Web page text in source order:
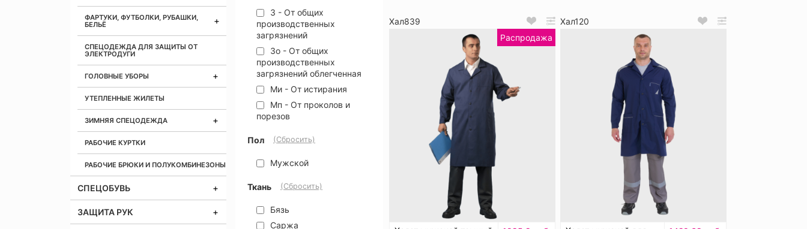
ФАРТУКИ, ФУТБОЛКИ, РУБАШКИ,
БЕЛЬЁ
СПЕЦОДЕЖДА ДЛЯ ЗАЩИТЫ ОТ
ЭЛЕКТРОДУГИ
ГОЛОВНЫЕ УБОРЫ
УТЕПЛЕННЫЕ ЖИЛЕТЫ
ЗИМНЯЯ СПЕЦОДЕЖДА
РАБОЧИЕ КУРТКИ
РАБОЧИЕ БРЮКИ И ПОЛУКОМБИНЕЗОНЫ
СПЕЦОБУВЬ
ЗАЩИТА РУК
З - От общих
производственных
загрязнений
Зо - От общих
производственных
загрязнений облегченная
Ми - От истирания
Мп - От проколов и
порезов
Пол (Сбросить)
Мужской
Ткань (Сбросить)
Бязь
Саржа
Хал839
Распродажа
Хал120